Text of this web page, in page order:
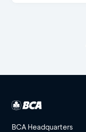
BCA Headquarters